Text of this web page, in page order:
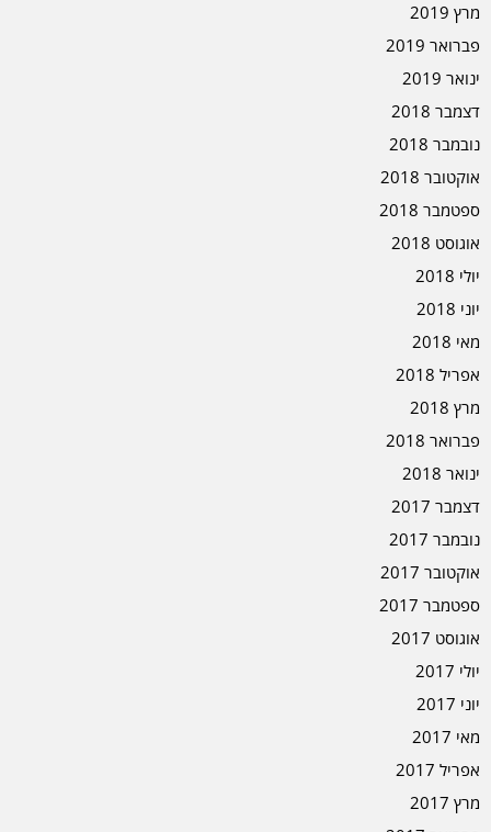
מרץ 2019
פברואר 2019
ינואר 2019
דצמבר 2018
נובמבר 2018
אוקטובר 2018
ספטמבר 2018
אוגוסט 2018
יולי 2018
יוני 2018
מאי 2018
אפריל 2018
מרץ 2018
פברואר 2018
ינואר 2018
דצמבר 2017
נובמבר 2017
אוקטובר 2017
ספטמבר 2017
אוגוסט 2017
יולי 2017
יוני 2017
מאי 2017
אפריל 2017
מרץ 2017